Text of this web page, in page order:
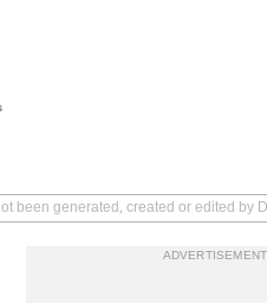
been generated, created or edited by
ADVERTISEMENT